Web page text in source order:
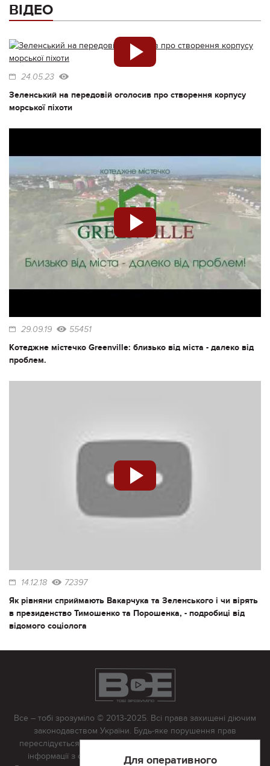
ВІДЕО
24.05.23
Зеленський на передовій оголосив про створення корпусу
морської піхоти
29.09.19 55451
Котеджне містечко Greenville: близько від міста - далеко від
проблем.
14.12.18 72397
Як рівняни сприймають Вакарчука та Зеленського і чи вірять
в президенство Тимошенко та Порошенка, - подробиці від
відомого соціолога
Для оперативного
Все – тобі зрозуміло © 2013-2025. Всі права захищені діючим
законодавством України. Будь-яке порушення прав
переслідується в судовому порядку. Будь-яке відтворення
інформації з сайту тільки з письмово дозволу редакції.